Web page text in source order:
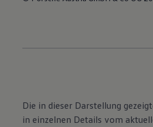
Die in dieser Darstellung
in einzelnen Details vom